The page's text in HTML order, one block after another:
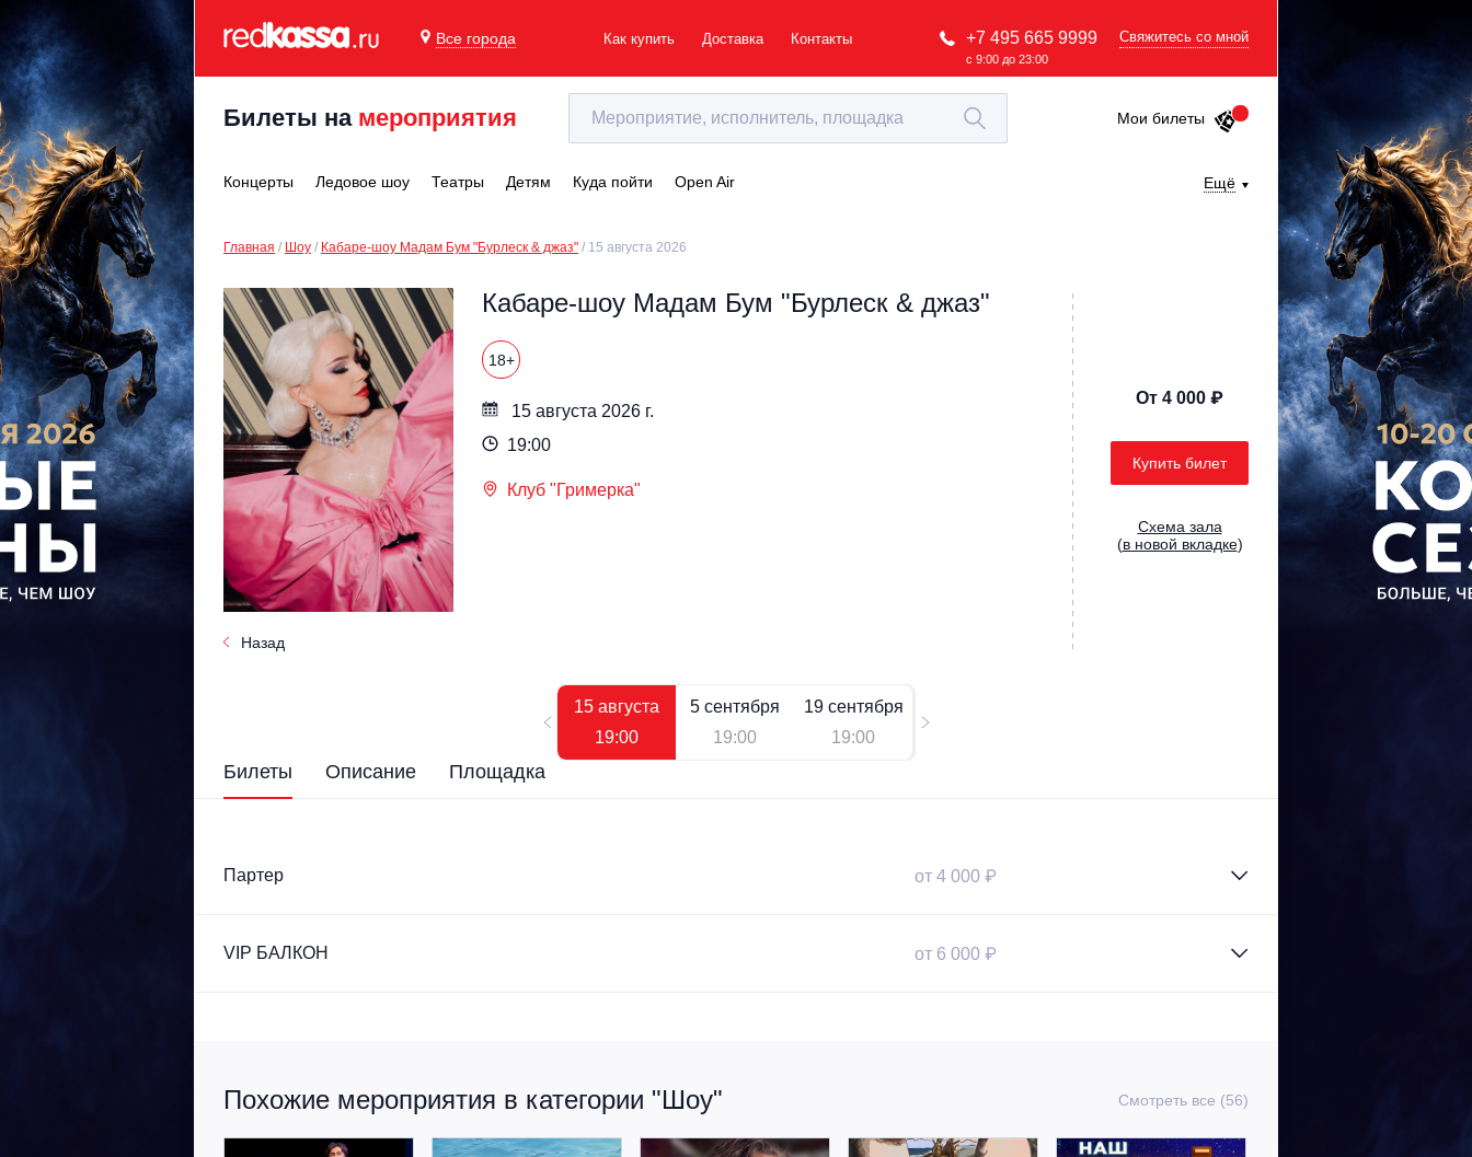
Все города Как купить Доставка Контакты +7 495 665 9999
с 9:00 до 23:00
Свяжитесь со мной
Билеты на мероприятия Мои билеты
Концерты Ледовое шоу Театры Детям Куда пойти Open Air Ещё
Главная Шоу Кабаре-шоу Мадам Бум "Бурлеск & джаз" 15 августа 2026
Назад
Кабаре-шоу Мадам Бум "Бурлеск & джаз"
18+
15 августа 2026 г.
19:00
Клуб "Гримерка"
От 4 000 ₽
Купить билет
Cхема зала
(в новой вкладке)
15 августа
19:00
5 сентября
19:00
19 сентября
19:00
Билеты Описание Площадка
Партер от 4 000 ₽
VIP БАЛКОН от 6 000 ₽
Похожие мероприятия в категории "Шоу" Смотреть все (56)